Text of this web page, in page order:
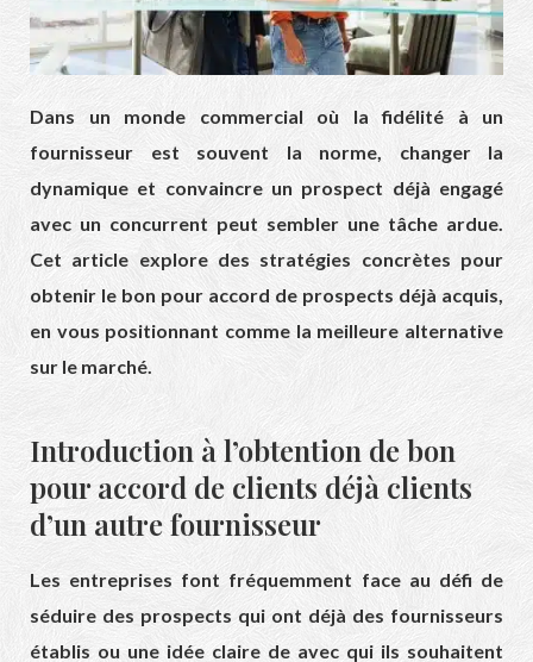
Dans un monde commercial où la fidélité à un
fournisseur est souvent la norme, changer la
dynamique et convaincre un prospect déjà engagé
avec un concurrent peut sembler une tâche ardue.
Cet article explore des stratégies concrètes pour
obtenir le bon pour accord de prospects déjà acquis,
en vous positionnant comme la meilleure alternative
sur le marché.
Introduction à l’obtention de bon
pour accord de clients déjà clients
d’un autre fournisseur
Les entreprises font fréquemment face au défi de
séduire des prospects qui ont déjà des fournisseurs
établis ou une idée claire de avec qui ils souhaitent